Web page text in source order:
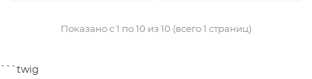
Показано с 1 по 10 из 10 (всего 1 страниц)
```twig